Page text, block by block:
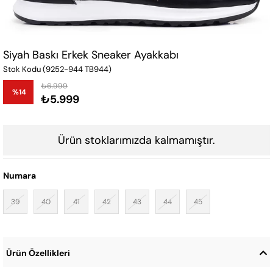
Siyah Baskı Erkek Sneaker Ayakkabı
Stok Kodu(9252-944 TB944)
%14
İndirim
₺6.999
₺5.999
Ürün stoklarımızda kalmamıştır.
Numara
39 40 41 42 43 44 45
Ürün Özellikleri